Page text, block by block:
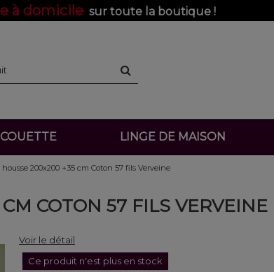
à domicile sur toute la boutique !
COUETTE LINGE DE MAISON
housse 200x200 +35 cm Coton 57 fils Verveine
COTON 57 FILS VERVEINE
Voir le détail
Ce produit n'est plus en stock